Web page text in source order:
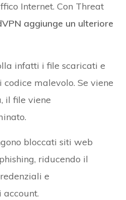
Internet. Con Threat
aggiunge un ulteriore
infatti i file scaricati e
malevolo. Se viene
il file viene
bloccati siti web
riducendo il
e